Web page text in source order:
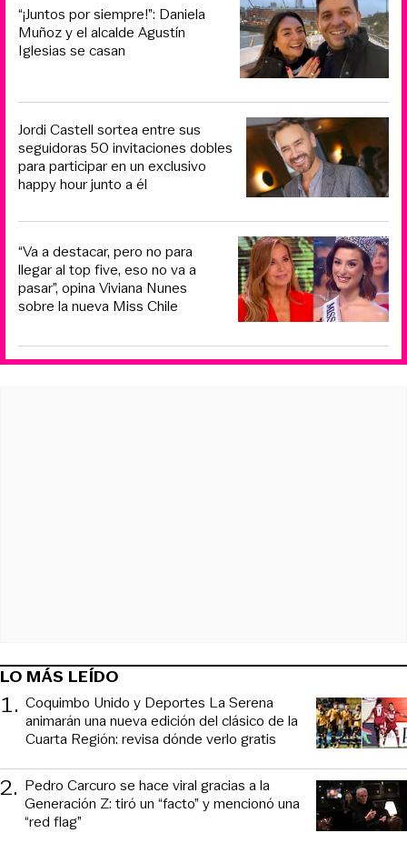
“¡Juntos por siempre!”: Daniela
Muñoz y el alcalde Agustín
Iglesias se casan
Jordi Castell sortea entre sus
seguidoras 50 invitaciones dobles
para participar en un exclusivo
happy hour junto a él
“Va a destacar, pero no para
llegar al top five, eso no va a
pasar”, opina Viviana Nunes
sobre la nueva Miss Chile
LO MÁS LEÍDO
1. Coquimbo Unido y Deportes La Serena
animarán una nueva edición del clásico de la
Cuarta Región: revisa dónde verlo gratis
2. Pedro Carcuro se hace viral gracias a la
Generación Z: tiró un “facto” y mencionó una
“red flag”